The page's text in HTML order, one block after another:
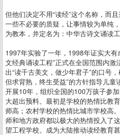
但他们决定不用“读经”这个名称，而
一些不必要的质疑，让事情较为单纯
为教本，并定名为：中华古诗文诵读工
1997年实验了一年，1998年证实大
文经典诵读工程”正式在全国范围内激
出“读千古美文，做少年君子”的口号
但求背熟，终生受益”的方针指导儿
开展10年，组织全国的100万孩子参
大超出预料。最初是学校的热情比教
师高；农村学校的热情比城市学校高
师和地方政府都以极大的热情投入了
望工程学校。成为大陆推动读经教育